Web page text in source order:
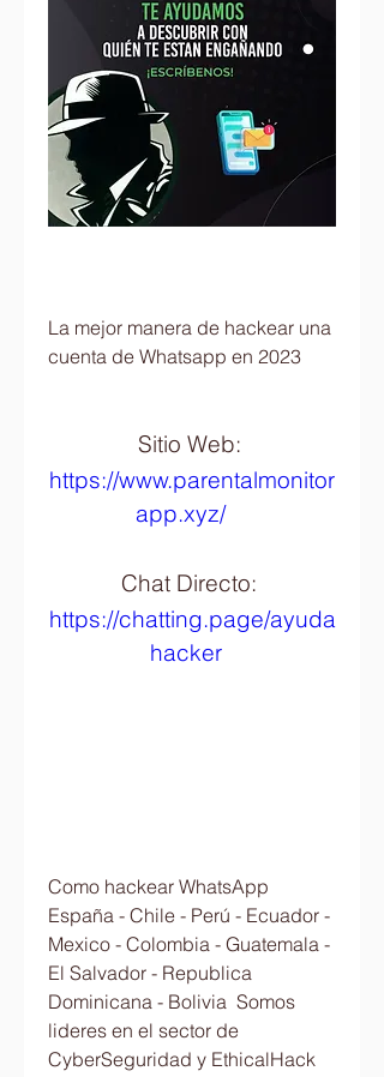
La mejor manera de hackear una
cuenta de Whatsapp en 2023
Sitio Web:
https://www.parentalmonitor
app.xyz/
Chat Directo:
https://chatting.page/ayuda
hacker
Como hackear WhatsApp
España - Chile - Perú - Ecuador -
Mexico - Colombia - Guatemala -
El Salvador - Republica
Dominicana - Bolivia  Somos
lideres en el sector de
CyberSeguridad y EthicalHack